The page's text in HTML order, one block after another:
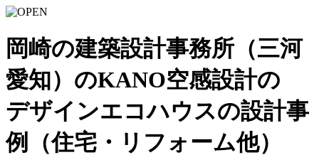
岡崎の建築設計事務所（三河
愛知）のKANO空感設計の
デザインエコハウスの設計事
例（住宅・リフォーム他）